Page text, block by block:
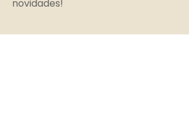
novidades!